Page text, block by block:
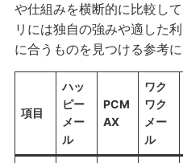
や仕組みを横断的に比較し
リには独自の強みや適した
に合うものを見つける参考に
項目
ハッ
ピー
メー
ル
PCM
AX
ワク
ワク
メー
ル